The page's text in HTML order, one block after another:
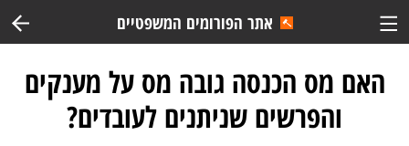
אתר הפורומים המשפטיים
האם מס הכנסה גובה מס על מענקים
והפרשים שניתנים לעובדים?